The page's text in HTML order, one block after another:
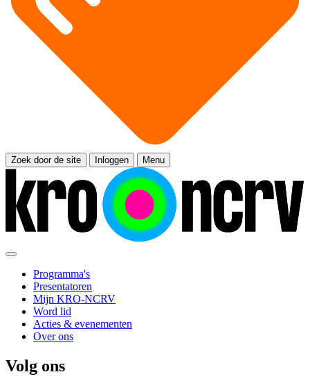
Zoek door de site Inloggen Menu
Programma's
Presentatoren
Mijn KRO-NCRV
Word lid
Acties & evenementen
Over ons
Volg ons